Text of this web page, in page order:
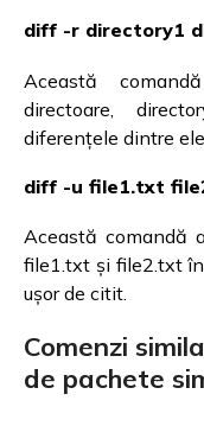
diff -r directory1
Această
directoare,
diferențele dintre ele.
diff -u file1.txt
Această comandă
file1.txt și file2.txt
ușor de citit.
Comenzi
de pachete